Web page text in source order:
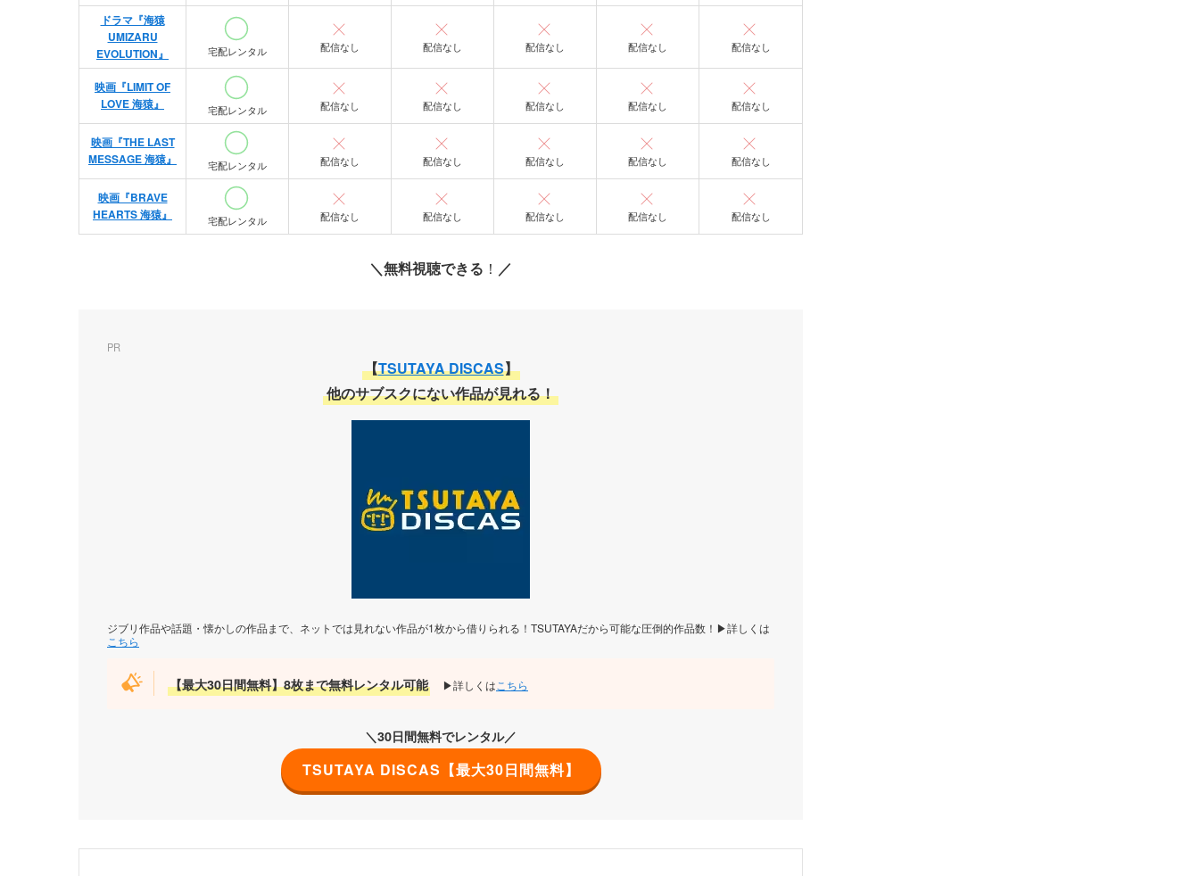
ドラマ『海猿
UMIZARU
EVOLUTION』
宅配レンタル 配信なし 配信なし 配信なし 配信なし 配信なし
映画『LIMIT OF
LOVE 海猿』
宅配レンタル 配信なし 配信なし 配信なし 配信なし 配信なし
映画『THE LAST
MESSAGE 海猿』
宅配レンタル 配信なし 配信なし 配信なし 配信なし 配信なし
映画『BRAVE
HEARTS 海猿』
宅配レンタル 配信なし 配信なし 配信なし 配信なし 配信なし
＼無料視聴できる ！ ／
PR
【TSUTAYA DISCAS】
他のサブスクにない作品が見れる！
ジブリ作品や話題・懐かしの作品まで、ネットでは見れない作品が1枚から借りられる！TSUTAYAだから可能な圧倒的作品数！▶詳しくは
こちら
【最大30日間無料】8枚まで無料レンタル可能 ▶詳しくは こちら
＼30日間無料でレンタル／
TSUTAYA DISCAS【最大30日間無料】